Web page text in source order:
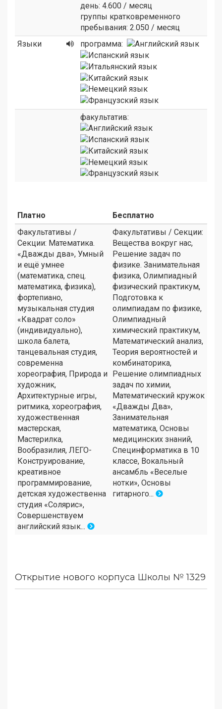
день: 4.600 / месяц
группы кратковременного
пребывания: 2.050 / месяц
Языки
программа:
факультатив:
Платно
Бесплатно
Факультативы /
Секции: Математика.
«Дважды два», Умный
и ещё умнее
(математика, спец.
математика, физика),
фортепиано,
музыкальная студия
«Квадрат соло»
(индивидуально),
школа балета,
танцевальная студия,
современна
хореография, Природа и
художник,
Архитектурные игры,
ритмика, хореография,
художественная
мастерская,
Мастерилка,
Вообразилия, ЛЕГО-
Конструирование,
креативное
программирование,
детская художественна
студия «Солярис»,
Совершенствуем
английский язык...
Факультативы / Секции:
Вещества вокруг нас,
Решение задач по
физике. Занимательная
физика, Олимпиадный
физический практикум,
Подготовка к
олимпиадам по физике,
Олимпиадный
химический практикум,
Математический анализ,
Теория вероятностей и
комбинаторика,
Решение олимпиадных
задач по химии,
Математический кружок
«Дважды Два»,
Занимательная
математика, Основы
медицинских знаний,
Специнформатика в 10
классе, Вокальный
ансамбль «Веселые
нотки», Основы
гитарного...
Открытие нового корпуса Школы № 1329